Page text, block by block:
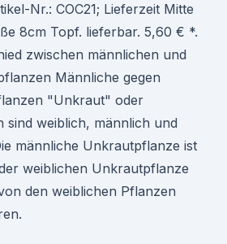
Nr.: COC21; Lieferzeit Mitte
8cm Topf. lieferbar. 5,60 € *.
zwischen männlichen und
Männliche gegen
"Unkraut" oder
sind weiblich, männlich und
männliche Unkrautpflanze ist
weiblichen Unkrautpflanze
den weiblichen Pflanzen